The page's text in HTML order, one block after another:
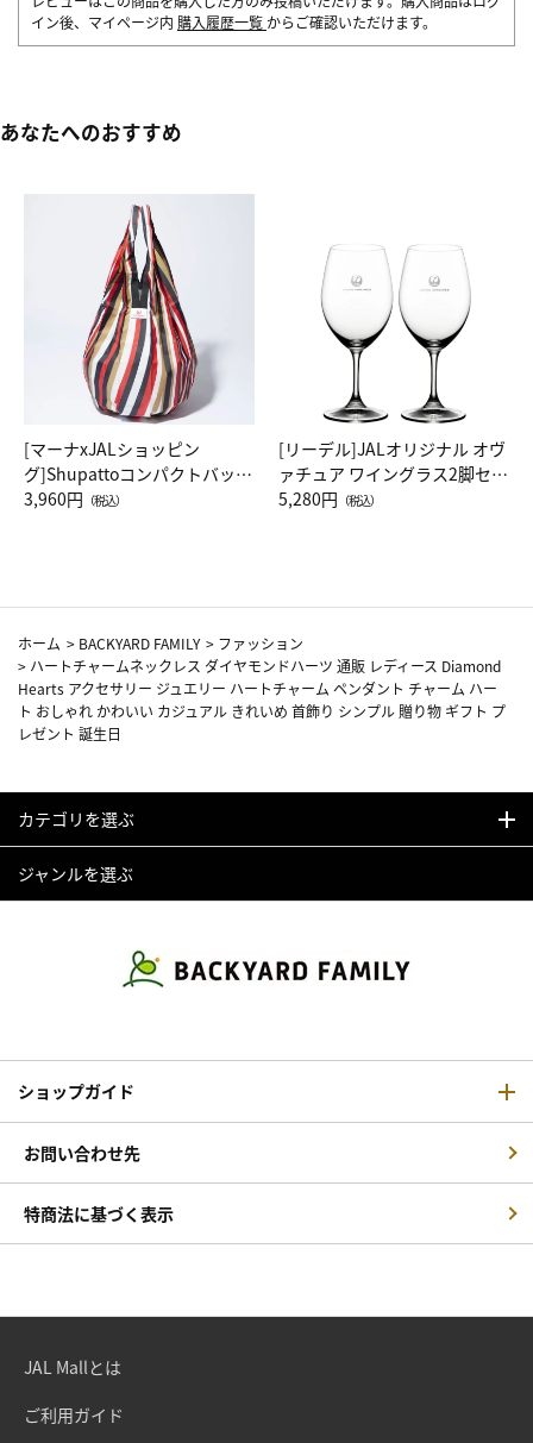
イン後、マイページ内 購入履歴一覧 からご確認いただけます。
あなたへのおすすめ
[マーナxJALショッピン
グ]Shupattoコンパクトバッグ
Drop JAL客室乗務員（LC）ス
3,960円 （税込）
[リーデル]JALオリジナル オヴ
ァチュア ワイングラス2脚セッ
ト（レッドワイン）
5,280円 （税込）
ホーム > BACKYARD FAMILY > ファッション
> ハートチャームネックレス ダイヤモンドハーツ 通販 レディース Diamond
Hearts アクセサリー ジュエリー ハートチャーム ペンダント チャーム ハー
ト おしゃれ かわいい カジュアル きれいめ 首飾り シンプル 贈り物 ギフト プ
レゼント 誕生日
カテゴリを選ぶ
ジャンルを選ぶ
ショップガイド
お問い合わせ先
特商法に基づく表示
JAL Mallとは
ご利用ガイド